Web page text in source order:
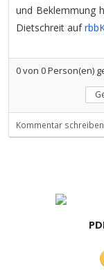
und Beklemmung
Dietschreit auf
0von 0Person(en)
Kommentar schreiben